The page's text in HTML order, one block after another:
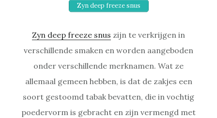
Zyn deep freeze snus
Zyn deep freeze snus zijn te verkrijgen in
verschillende smaken en worden aangeboden
onder verschillende merknamen. Wat ze
allemaal gemeen hebben, is dat de zakjes een
soort gestoomd tabak bevatten, die in vochtig
poedervorm is gebracht en zijn vermengd met